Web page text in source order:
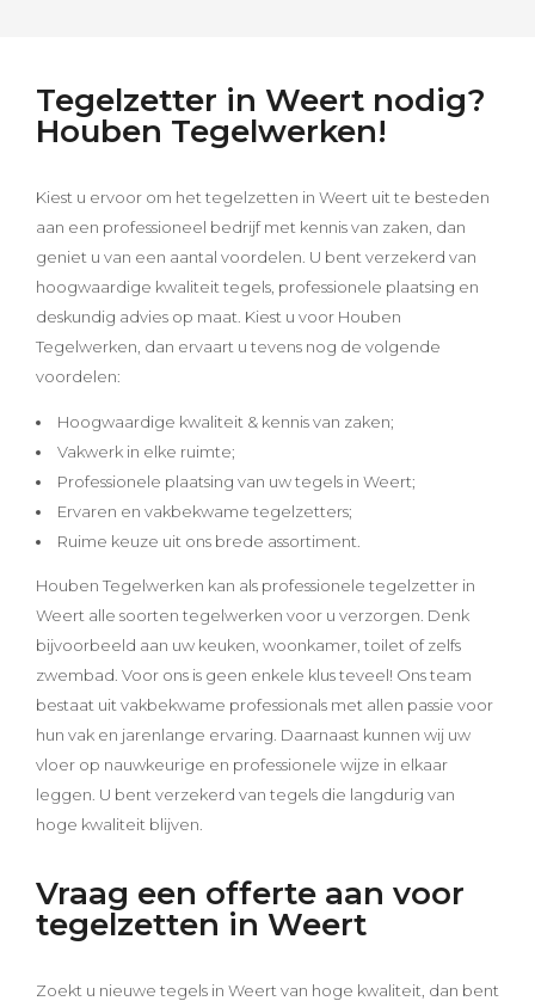
Tegelzetter in Weert nodig?
Houben Tegelwerken!
Kiest u ervoor om het tegelzetten in Weert uit te besteden
aan een professioneel bedrijf met kennis van zaken, dan
geniet u van een aantal voordelen. U bent verzekerd van
hoogwaardige kwaliteit tegels, professionele plaatsing en
deskundig advies op maat. Kiest u voor Houben
Tegelwerken, dan ervaart u tevens nog de volgende
voordelen:
Hoogwaardige kwaliteit & kennis van zaken;
Vakwerk in elke ruimte;
Professionele plaatsing van uw tegels in Weert;
Ervaren en vakbekwame tegelzetters;
Ruime keuze uit ons brede assortiment.
Houben Tegelwerken kan als professionele tegelzetter in
Weert alle soorten tegelwerken voor u verzorgen. Denk
bijvoorbeeld aan uw keuken, woonkamer, toilet of zelfs
zwembad. Voor ons is geen enkele klus teveel! Ons team
bestaat uit vakbekwame professionals met allen passie voor
hun vak en jarenlange ervaring. Daarnaast kunnen wij uw
vloer op nauwkeurige en professionele wijze in elkaar
leggen. U bent verzekerd van tegels die langdurig van
hoge kwaliteit blijven.
Vraag een offerte aan voor
tegelzetten in Weert
Zoekt u nieuwe tegels in Weert van hoge kwaliteit, dan bent